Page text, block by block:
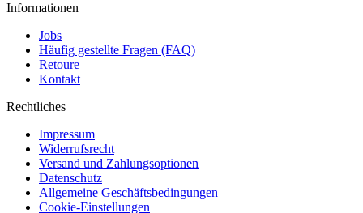
Informationen
Jobs
Häufig gestellte Fragen (FAQ)
Retoure
Kontakt
Rechtliches
Impressum
Widerrufsrecht
Versand und Zahlungsoptionen
Datenschutz
Allgemeine Geschäftsbedingungen
Cookie-Einstellungen